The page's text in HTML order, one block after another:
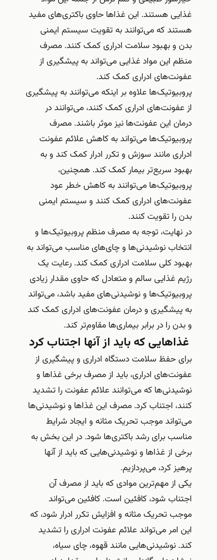
غذایی هستند. این غذاها حاوی باکتری‌های مفید
هستند که می‌توانند به تقویت سیستم ایمنی
بدن و بهبود سلامت ادراری کمک کنند. مصرف
منظم این مواد غذایی می‌تواند به پیشگیری از
عفونت‌های ادراری کمک کند.
پروبیوتیک‌ها علاوه بر اینکه می‌توانند به پیشگیری
از عفونت‌های ادراری کمک کنند، می‌توانند در
درمان این عفونت‌ها نیز موثر باشند. مصرف
پروبیوتیک‌ها می‌تواند به کاهش علائم عفونت
ادراری مانند سوزش و تکرر ادرار کمک کند و به
بهبود سریع‌تر بیمار کمک کند. همچنین،
پروبیوتیک‌ها می‌توانند به کاهش خطر عود
عفونت‌های ادراری کمک کنند و سیستم ایمنی
بدن را تقویت کنند.
در نهایت، توجه به مصرف منظم پروبیوتیک‌ها و
انتخاب نوشیدنی‌ها و چای‌های مناسب می‌تواند به
بهبود کلی سلامت ادراری کمک کند. رعایت یک
رژیم غذایی سالم و متعادل که حاوی مقدار زیادی
پروبیوتیک‌ها و نوشیدنی‌های مفید باشد، می‌تواند
به پیشگیری و درمان عفونت‌های ادراری کمک کند
و بدن را در برابر بیماری‌ها مقاوم‌تر کند.
غذاهایی که باید از آنها اجتناب کرد
برای حفظ سلامت دستگاه ادراری و پیشگیری از
عفونت‌های ادراری، باید از مصرف برخی غذاها و
نوشیدنی‌ها که می‌توانند علائم عفونت را تشدید
کنند، اجتناب کرد. مصرف این غذاها و نوشیدنی‌ها
می‌تواند موجب تحریک مثانه و ایجاد شرایط
مناسب برای رشد باکتری‌ها شود. در این بخش به
برخی از غذاها و نوشیدنی‌هایی که باید از آنها
پرهیز کرد، می‌پردازیم.
یکی از مهم‌ترین موادی که باید از مصرف آن
اجتناب شود، کافئین است. کافئین می‌تواند
موجب تحریک مثانه و افزایش تکرر ادرار شود، که
این امر می‌تواند علائم عفونت ادراری را تشدید
کند. نوشیدنی‌هایی مانند قهوه، چای سیاه،